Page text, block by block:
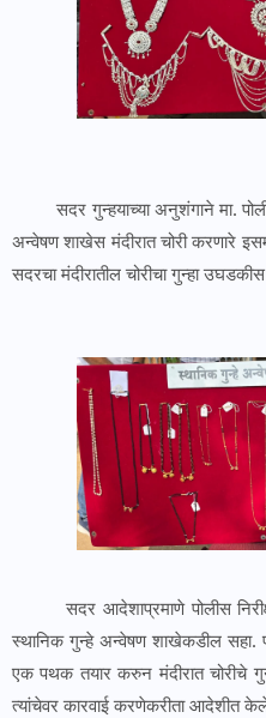
सदर गुन्हयाच्या अनुशंगाने मा.
अन्वेषण शाखेस मंदीरात चोरी करणारे
सदरचा मंदीरातील चोरीचा गुन्हा
सदर आदेशाप्रमाणे पोलीस
स्थानिक गुन्हे अन्वेषण शाखेकडील सहा.
एक पथक तयार करुन मंदीरात चोरीचे
त्यांचेवर कारवाई करणेकरीता आदेशीत